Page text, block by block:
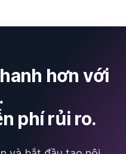
hơn với
phí rủi ro.